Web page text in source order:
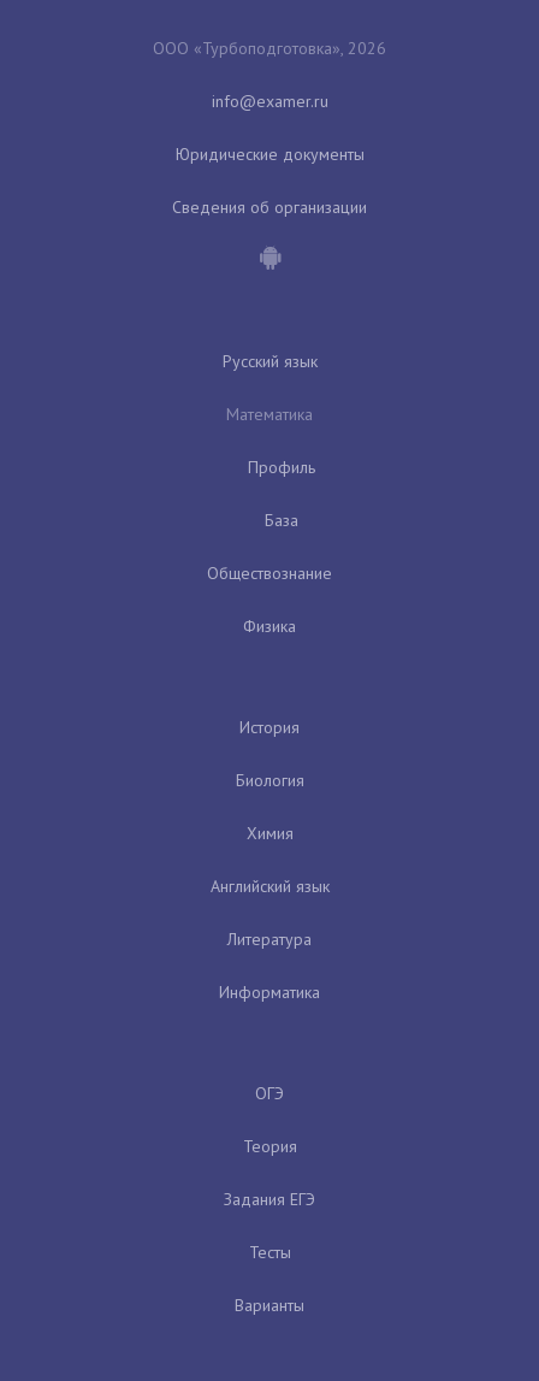
ООО «Турбоподготовка», 2026
Юридические документы
Сведения об организации
Русский язык
Математика
Профиль
База
Обществознание
Физика
История
Биология
Химия
Английский язык
Литература
Информатика
ОГЭ
Теория
Задания ЕГЭ
Тесты
Варианты